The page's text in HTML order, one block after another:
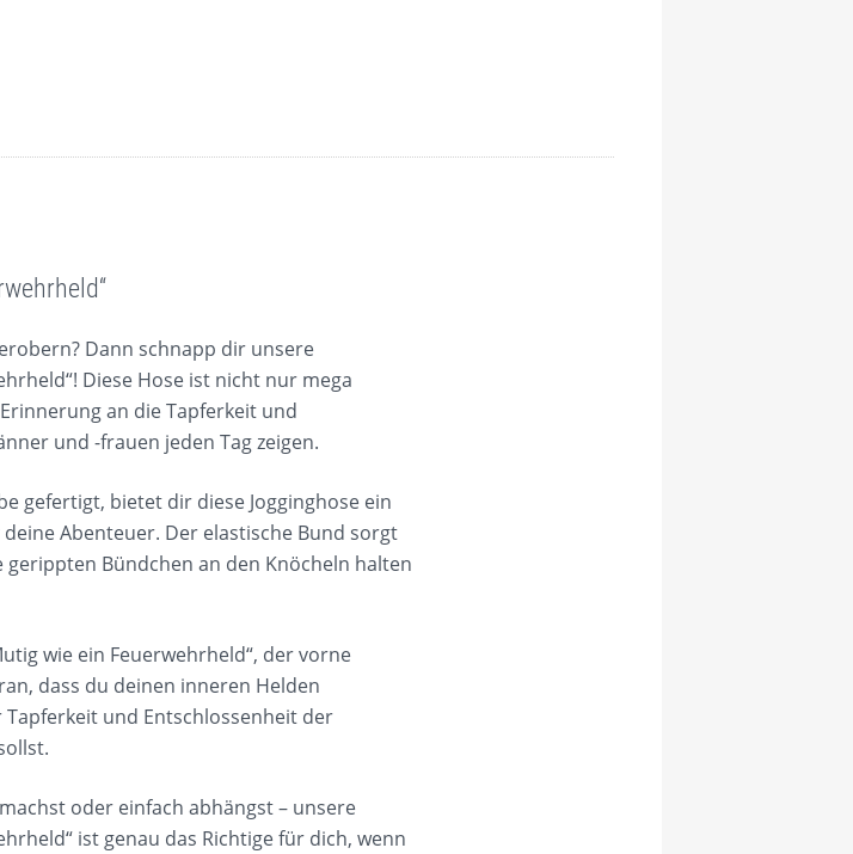
Dann schnapp dir unsere
Diese Hose ist nicht nur mega
an die Tapferkeit und
und -frauen jeden Tag zeigen.
gefertigt, bietet dir diese Jogginghose ein
Abenteuer. Der elastische Bund sorgt
Bündchen an den Knöcheln halten
wie ein Feuerwehrheld“, der vorne
dass du deinen inneren Helden
und Entschlossenheit der
oder einfach abhängst – unsere
ist genau das Richtige für dich, wenn